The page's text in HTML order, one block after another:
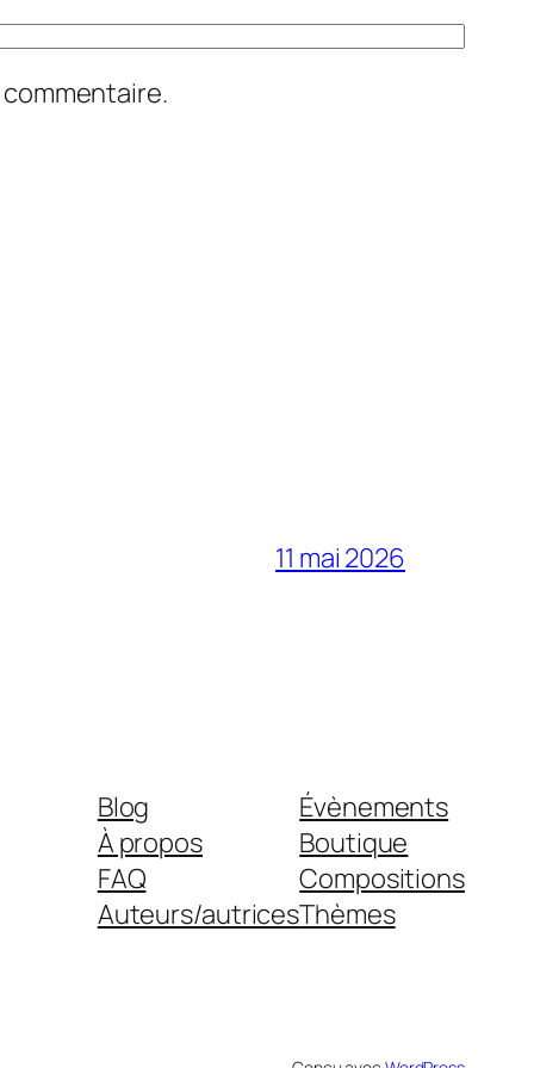
11 mai 2026
Blog
À propos
FAQ
Auteurs/autrices
Évènements
Boutique
Compositions
Thèmes